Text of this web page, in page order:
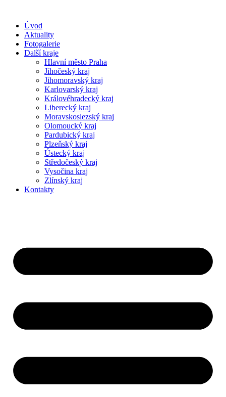
Úvod
Aktuality
Fotogalerie
Další kraje
Hlavní město Praha
Jihočeský kraj
Jihomoravský kraj
Karlovarský kraj
Královéhradecký kraj
Liberecký kraj
Moravskoslezský kraj
Olomoucký kraj
Pardubický kraj
Plzeňský kraj
Ústecký kraj
Středočeský kraj
Vysočina kraj
Zlínský kraj
Kontakty